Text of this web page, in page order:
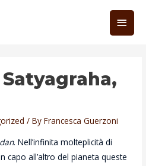
Main
/ ByFrancesca Guerzoni
. Nell’infinita molteplicità di
capo all’altro del pianeta queste